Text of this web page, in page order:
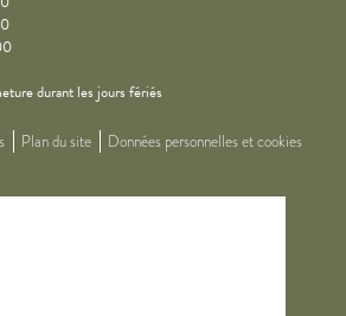
durant les jours fériés
Plan du site Données personnelles et cookies